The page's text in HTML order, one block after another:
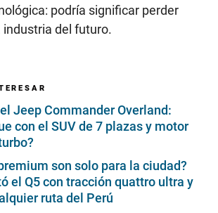
podría significar perder
industria del futuro.
Jeep Commander Overland:
con el SUV de 7 plazas y motor
son solo para la ciudad?
el Q5 con tracción quattro ultra y
ruta del Perú